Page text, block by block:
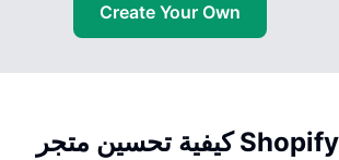
Create Your Own
كيفية تحسين متجر Shopify الخاص بك